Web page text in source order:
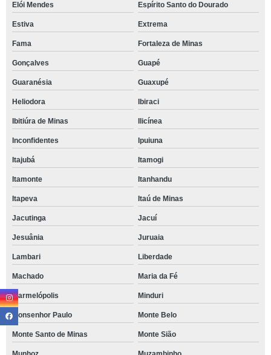
Elói Mendes Espírito Santo do Dourado
Estiva Extrema
Fama Fortaleza de Minas
Gonçalves Guapé
Guaranésia Guaxupé
Heliodora Ibiraci
Ibitiúra de Minas Ilicínea
Inconfidentes Ipuiuna
Itajubá Itamogi
Itamonte Itanhandu
Itapeva Itaú de Minas
Jacutinga Jacuí
Jesuânia Juruaia
Lambari Liberdade
Machado Maria da Fé
Marmelópolis Minduri
Monsenhor Paulo Monte Belo
Monte Santo de Minas Monte Sião